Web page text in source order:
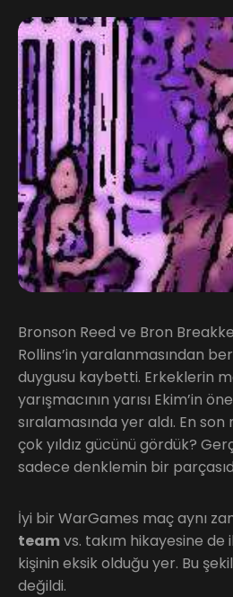
Bronson Reed ve Bron
Rollins’in yaralanmasından
duygusu kaybetti. Erkeklerin
yarışmacının yarısı Ekim’in
sıralamasında yer aldı. En
çok yıldız gücünü gördük?
sadece denklemin bir
İyi bir WarGames maç aynı
teamvs. takım hikayesine de
kişinin eksik olduğu yer. Bu
değildi.